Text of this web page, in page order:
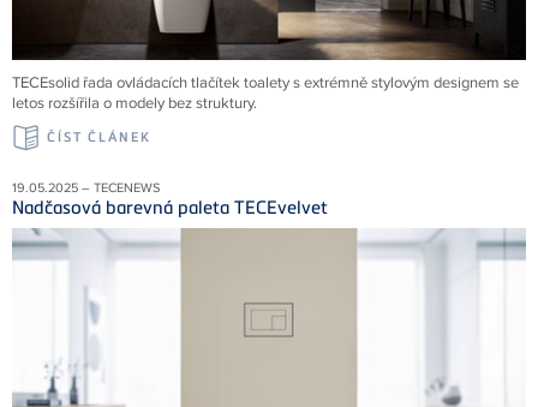
TECEsolid řada ovládacích tlačítek toalety s extrémně stylovým designem se
letos rozšířila o modely bez struktury.
ČÍST ČLÁNEK
19.05.2025 – TECENEWS
Nadčasová barevná paleta TECEvelvet